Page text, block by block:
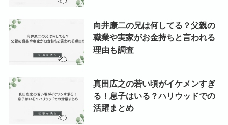
向井康二の兄は何してる？父親の
職業や実家がお金持ちと言われる
理由も調査
真田広之の若い頃がイケメンすぎ
る！息子はいる？ハリウッドでの
活躍まとめ